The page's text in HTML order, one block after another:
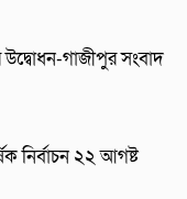
উদ্বোধন-গাজীপুর সংবাদ
নির্বাচন ২২ আগষ্ট